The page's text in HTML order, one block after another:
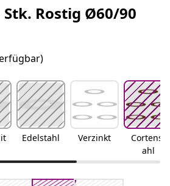
Rostig Ø60/90
Edelstahl Verzinkt
Cortenst
ahl